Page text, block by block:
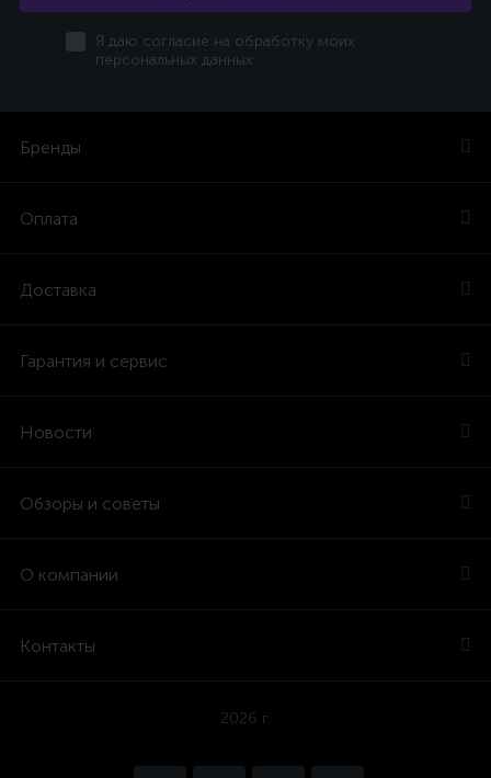
Я даю согласие на обработку моих
персональных данных
Бренды
Оплата
Доставка
Гарантия и сервис
Новости
Обзоры и советы
О компании
Контакты
2026 г.